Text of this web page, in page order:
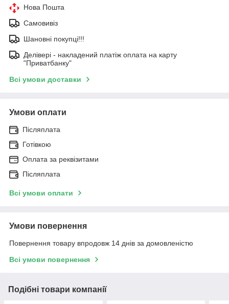
Нова Пошта
Самовивіз
Шановні покупці!!!
Делівері - накладений платіж оплата на карту
"Приватбанку"
Всі умови доставки
Умови оплати
Післяплата
Готівкою
Оплата за реквізитами
Післяплата
Всі умови оплати
Умови повернення
Повернення товару впродовж 14 днів за домовленістю
Всі умови повернення
Подібні товари компанії